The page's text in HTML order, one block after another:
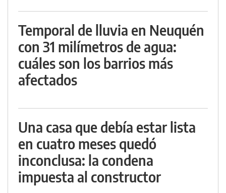
Temporal de lluvia en Neuquén
con 31 milímetros de agua:
cuáles son los barrios más
afectados
Una casa que debía estar lista
en cuatro meses quedó
inconclusa: la condena
impuesta al constructor